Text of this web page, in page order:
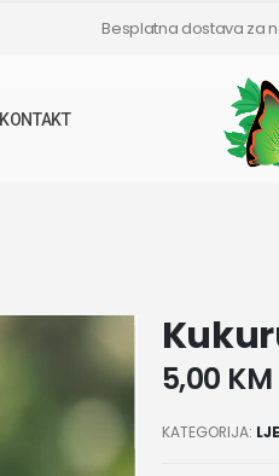
Besplatna dostava za
KONTAKT
5,00 KM
KATEGORIJA: